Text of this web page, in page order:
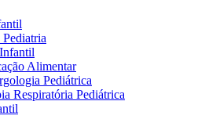
Alimentar
Pediátrica
Respiratória Pediátrica